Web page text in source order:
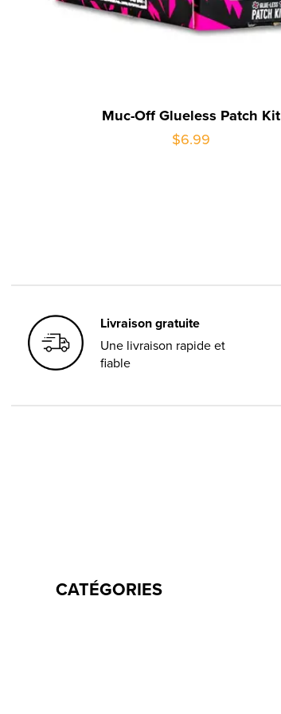
Muc-Off Glueless Patch Kit
$6.99
Livraison gratuite
Une livraison rapide et
fiable
CATÉGORIES